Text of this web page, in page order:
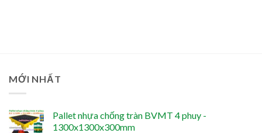
MỚI NHẤT
Pallet nhựa chống tràn BVMT 4 phuy -
1300x1300x300mm